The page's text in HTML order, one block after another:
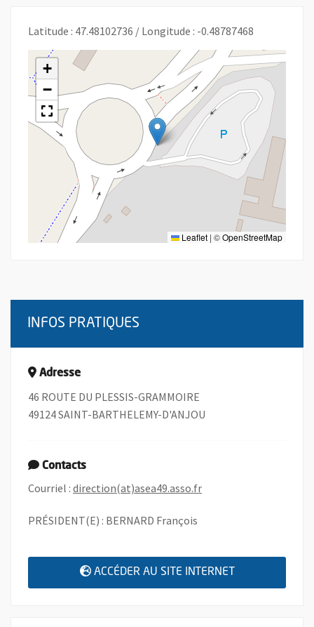
Latitude : 47.48102736 / Longitude : -0.48787468
+
−
Leaflet | ©OpenStreetMap
INFOS PRATIQUES
Adresse
46 ROUTE DU PLESSIS-GRAMMOIRE
49124 SAINT-BARTHELEMY-D'ANJOU
Contacts
Courriel : direction(at)asea49.asso.fr, Ouvre une nouvelle
PRÉSIDENT(E) : BERNARD François
ACCÉDER AU SITE INTERNET , OUVRE UNE